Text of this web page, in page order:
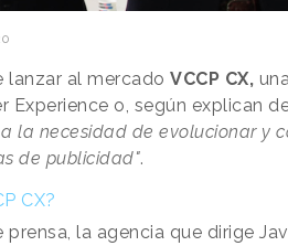
lanzar al mercado VCCP CX,
Experience o, según explican
la necesidad de evolucionar y
de publicidad".
CX?
la agencia que dirige